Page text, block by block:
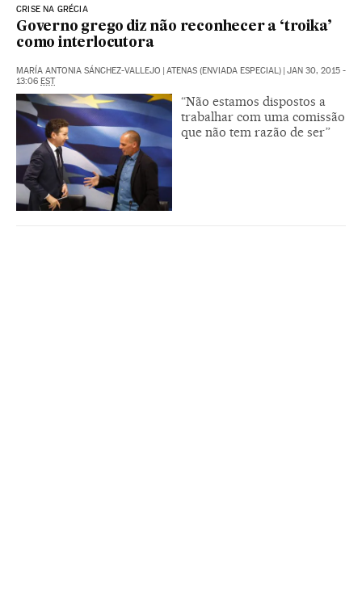
CRISE NA GRÉCIA
Governo grego diz não reconhecer a ‘troika’
como interlocutora
MARÍA ANTONIA SÁNCHEZ-VALLEJO | ATENAS (ENVIADA ESPECIAL) | JAN 30, 2015 -
13:06 EST
“Não estamos dispostos a
trabalhar com uma comissão
que não tem razão de ser”